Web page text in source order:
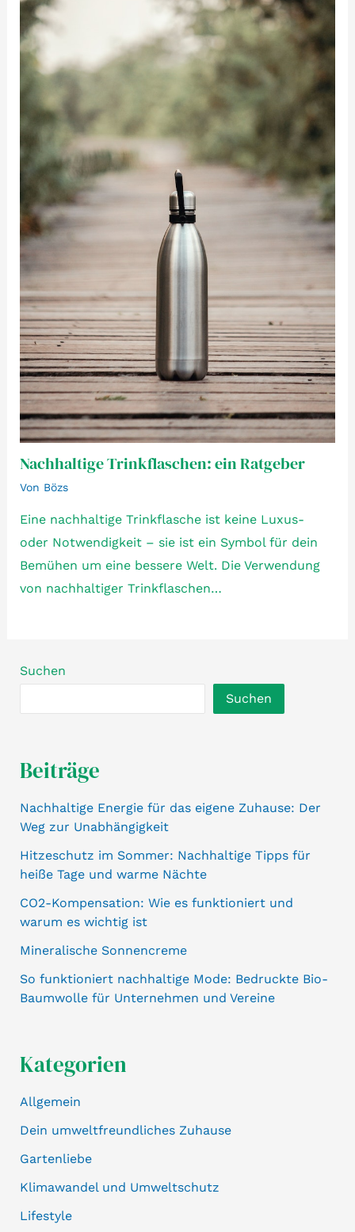
Nachhaltige Trinkflaschen: ein Ratgeber
Von Bözs
Eine nachhaltige Trinkflasche ist keine Luxus-
oder Notwendigkeit – sie ist ein Symbol für dein
Bemühen um eine bessere Welt. Die Verwendung
von nachhaltiger Trinkflaschen…
Suchen
Suchen
Beiträge
Nachhaltige Energie für das eigene Zuhause: Der
Weg zur Unabhängigkeit
Hitzeschutz im Sommer: Nachhaltige Tipps für
heiße Tage und warme Nächte
CO2-Kompensation: Wie es funktioniert und
warum es wichtig ist
Mineralische Sonnencreme
So funktioniert nachhaltige Mode: Bedruckte Bio-
Baumwolle für Unternehmen und Vereine
Kategorien
Allgemein
Dein umweltfreundliches Zuhause
Gartenliebe
Klimawandel und Umweltschutz
Lifestyle